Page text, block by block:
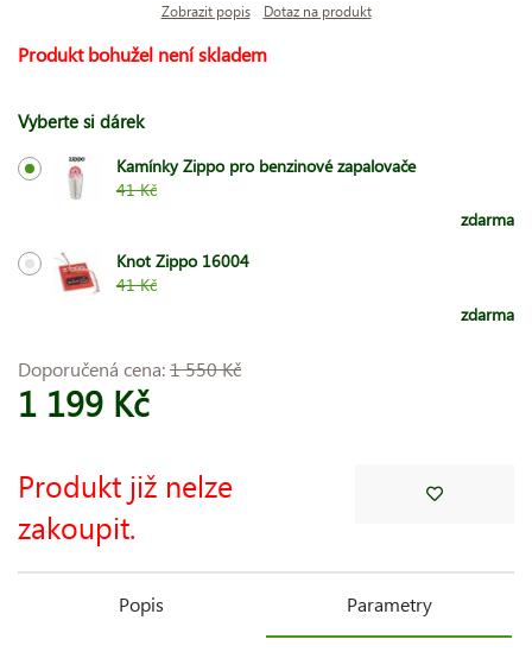
Zobrazit popis Dotaz na produkt
Produkt bohužel není skladem
Vyberte si dárek
Kamínky Zippo pro benzinové zapalovače
41 Kč
zdarma
Knot Zippo 16004
41 Kč
zdarma
Doporučená cena:1 550 Kč
1 199 Kč
Produkt již nelze
zakoupit.
Popis Parametry